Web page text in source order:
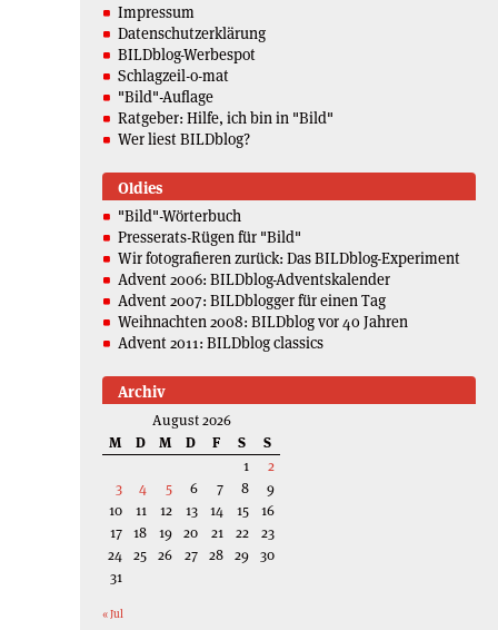
Impressum
Datenschutzerklärung
BILDblog-Werbespot
Schlagzeil-o-mat
"Bild"-Auflage
Ratgeber: Hilfe, ich bin in "Bild"
Wer liest BILDblog?
Oldies
"Bild"-Wörterbuch
Presserats-Rügen für "Bild"
Wir fotografieren zurück: Das BILDblog-Experiment
Advent 2006: BILDblog-Adventskalender
Advent 2007: BILDblogger für einen Tag
Weihnachten 2008: BILDblog vor 40 Jahren
Advent 2011: BILDblog classics
Archiv
August 2026
M
D M D F S
S
1
2
3
4 5 6 7 8
9
10
11 12 13 14 15
16
17 18 19 20 21 22
23
24 25 26 27 28 29 30
31
« Jul